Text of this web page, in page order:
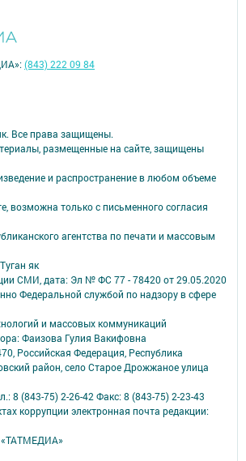
Все права защищены.
размещенные на сайте, защищены
и распространение в любом объеме
возможна только с письменного согласия
агентства по печати и массовым
як
СМИ, дата: Эл № ФС 77 - 78420 от 29.05.2020
Федеральной службой по надзору в сфере
и массовых коммуникаций
Фаизова Гулия Вакифовна
Российская Федерация, Республика
район, село Старое Дрожжаное улица
8 (843-75) 2-26-42 Факс: 8 (843-75) 2-23-43
коррупции электронная почта редакции:
(843) 222 09 84